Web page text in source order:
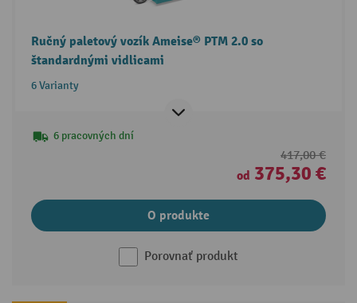
Ručný paletový vozík Ameise® PTM 2.0 so
štandardnými vidlicami
6 Varianty
6 pracovných dní
417,00 €
od 375,30 €
O produkte
Porovnať produkt